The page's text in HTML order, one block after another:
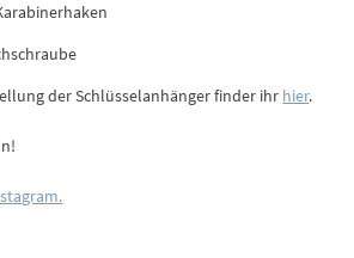
der Schlüsselanhänger finder ihr hier.